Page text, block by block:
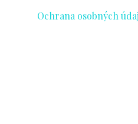
Ochrana osobných